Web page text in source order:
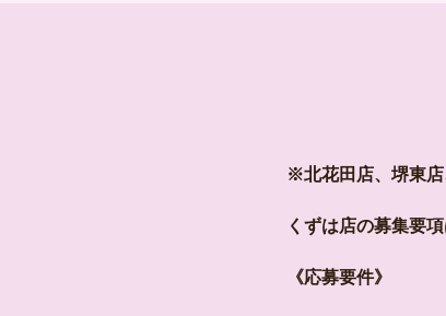
※北花田店、堺東店
くずは店の募集要
《応募要件》